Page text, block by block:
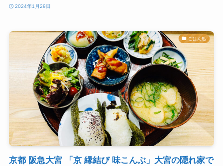
2024年1月29日
ごはん処
京都 阪急大宮 「京 縁結び 味こんぶ」大宮の隠れ家で